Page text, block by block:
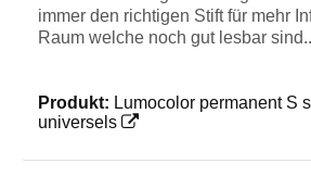
immer den richtigen Stift für mehr
Raum welche noch gut lesbar
Produkt: Lumocolor permanent S
universels